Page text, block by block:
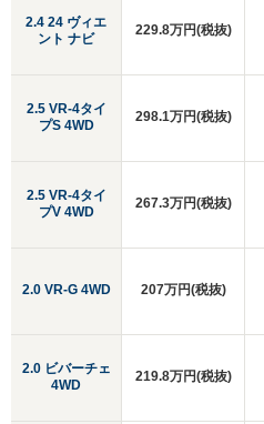
2.4 24 ヴィエ
ント ナビ
2.5 VR-4タイ
プS 4WD
2.5 VR-4タイ
プV 4WD
2.0 VR-G 4WD
2.0 ビバーチェ
4WD
229.8万円(税抜)
298.1万円(税抜)
267.3万円(税抜)
207万円(税抜)
219.8万円(税抜)